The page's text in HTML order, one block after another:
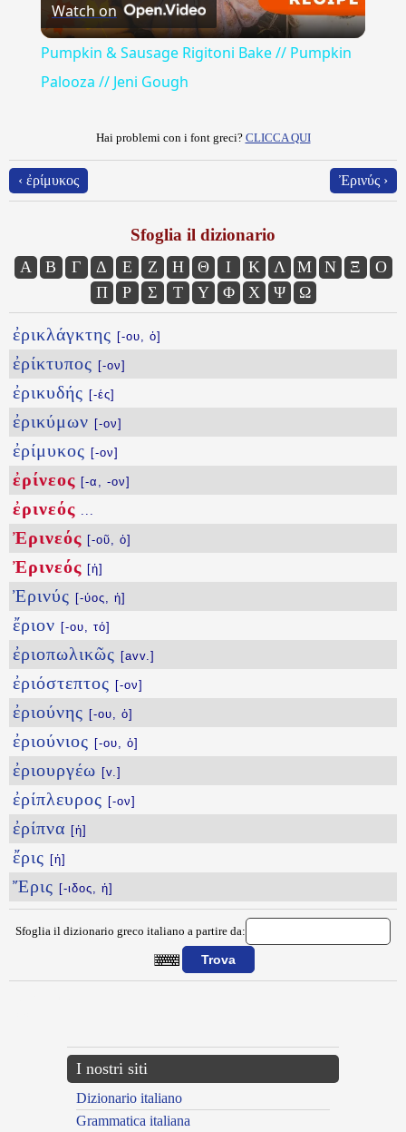
Video
Watch on
Pumpkin & Sausage Rigitoni Bake // Pumpkin
Palooza // Jeni Gough
Hai problemi con i font greci? CLICCA QUI
‹ ἐρίμυκος Ἐρινύς ›
Sfoglia il dizionario
Α Β Γ Δ Ε Ζ Η Θ Ι Κ Λ Μ Ν Ξ
Ο
Π
Ρ Σ Τ Υ Φ Χ Ψ Ω
ἐρικλάγκτης [-ου, ὁ]
ἐρίκτυπος [-ον]
ἐρικυδής [-ές]
ἐρικύμων [-ον]
ἐρίμυκος [-ον]
ἐρίνεος [-α, -ον]
ἐρινεός ...
Ἐρινεός [-οῦ, ὁ]
Ἐρινεός [ἡ]
Ἐρινύς [-ύος, ἡ]
ἔριον [-ου, τό]
ἐριοπωλικῶς [avv.]
ἐριόστεπτος [-ον]
ἐριούνης [-ου, ὁ]
ἐριούνιος [-ου, ὁ]
ἐριουργέω [v.]
ἐρίπλευρος [-ον]
ἐρίπνα [ἡ]
ἔρις [ἡ]
Ἔρις [-ιδος, ἡ]
Sfoglia il dizionario greco italiano a partire da:
I nostri siti
Dizionario italiano
Grammatica italiana